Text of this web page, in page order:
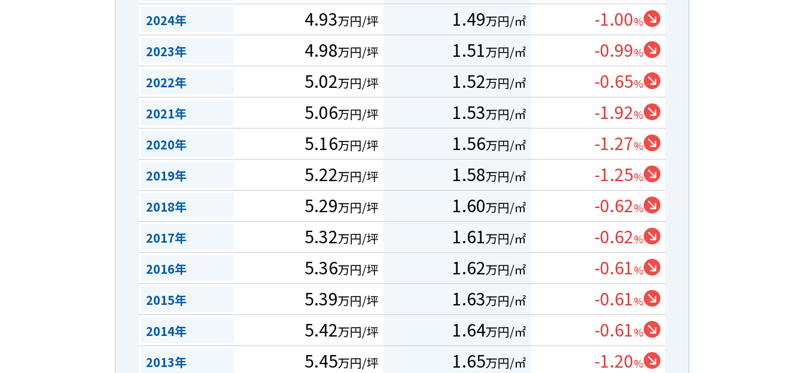
2024年 4.93万円/坪 1.49万円/㎡ -1.00%
2023年 4.98万円/坪 1.51万円/㎡ -0.99%
2022年 5.02万円/坪 1.52万円/㎡ -0.65%
2021年 5.06万円/坪 1.53万円/㎡ -1.92%
2020年 5.16万円/坪 1.56万円/㎡ -1.27%
2019年 5.22万円/坪 1.58万円/㎡ -1.25%
2018年 5.29万円/坪 1.60万円/㎡ -0.62%
2017年 5.32万円/坪 1.61万円/㎡ -0.62%
2016年 5.36万円/坪 1.62万円/㎡ -0.61%
2015年 5.39万円/坪 1.63万円/㎡ -0.61%
2014年 5.42万円/坪 1.64万円/㎡ -0.61%
2013年 5.45万円/坪 1.65万円/㎡ -1.20%